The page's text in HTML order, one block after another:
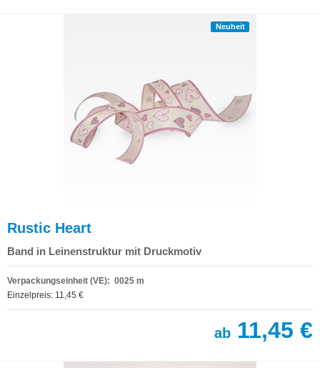
Neuheit
Rustic Heart
Band in Leinenstruktur mit Druckmotiv
Verpackungseinheit (VE): 0025 m
Einzelpreis: 11,45 €
ab 11,45 €